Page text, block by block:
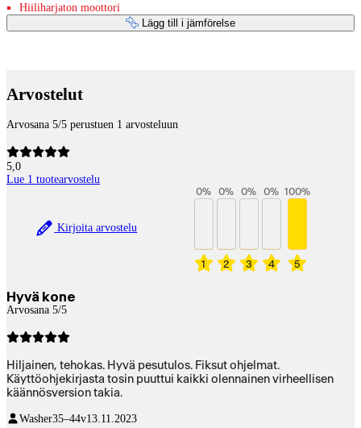
Hiiliharjaton moottori
Lägg till i jämförelse
Arvostelut
Arvosana 5/5 perustuen 1 arvosteluun
5,0
Lue 1 tuotearvostelu
Kirjoita arvostelu
1
0%
2
0%
3
0%
4
0%
5
100%
Hyvä kone
Arvosana 5/5
Hiljainen, tehokas. Hyvä pesutulos. Fiksut ohjelmat.
Käyttöohjekirjasta tosin puuttui kaikki olennainen virheellisen
käännösversion takia.
Washer35–44v13.11.2023